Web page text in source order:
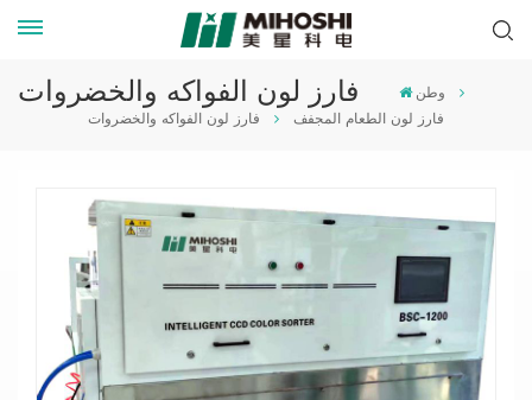
فارز لون الفواكه والخضروات
وطن
فارز لون الفواكه والخضروات
فارز لون الطعام المجفف